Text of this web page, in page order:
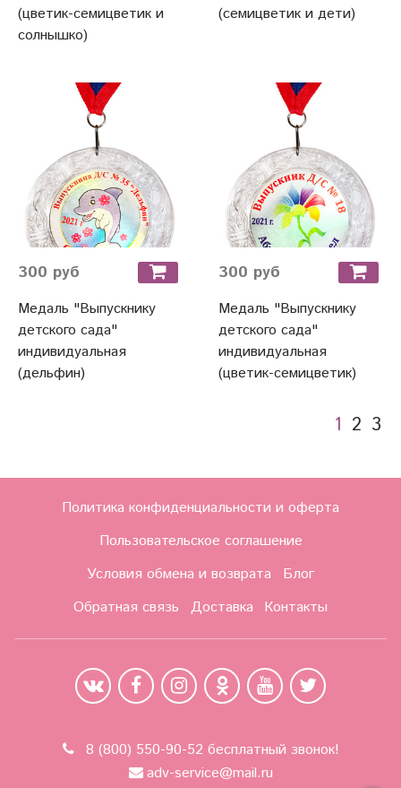
(цветик-семицветик и
солнышко)
(семицветик и дети)
300 руб
Медаль "Выпускнику
детского сада"
индивидуальная
(дельфин)
300 руб
Медаль "Выпускнику
детского сада"
индивидуальная
(цветик-семицветик)
1 2 3
Политика конфиденциальности и оферта
Пользовательское соглашение
Условия обмена и возврата
Блог
Обратная связь
Доставка Контакты
8 (800) 550-90-52 бесплатный звонок!
adv-service@mail.ru